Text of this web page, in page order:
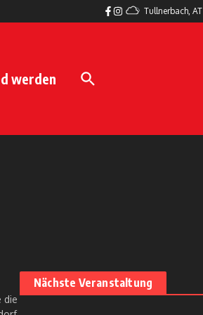
Tullnerbach, AT
werden
die
Nächste Veranstaltung